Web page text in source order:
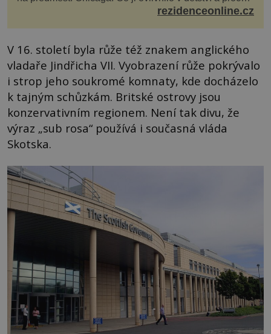
vypadá její domov právě takto? Interié...rezidenceonline.cz
V 16. století byla růže též znakem anglického
vladaře Jindřicha VII. Vyobrazení růže pokrývalo
i strop jeho soukromé komnaty, kde docházelo
k tajným schůzkám. Britské ostrovy jsou
konzervativním regionem. Není tak divu, že
výraz „sub rosa“ používá i současná vláda
Skotska.